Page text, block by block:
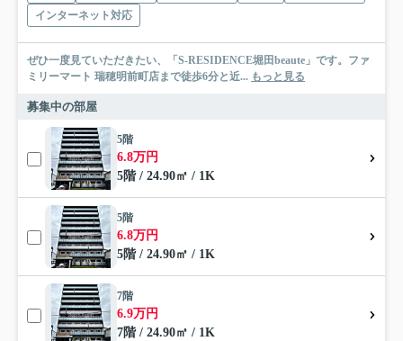
インターネット対応
ぜひ一度見ていただきたい、「S-RESIDENCE堀田beaute」です。ファ
ミリーマート 瑞穂明前町店まで徒歩6分と近... もっと見る
募集中の部屋
5階
6.8万円
5階 / 24.90㎡ / 1K
5階
6.8万円
5階 / 24.90㎡ / 1K
7階
6.9万円
7階 / 24.90㎡ / 1K